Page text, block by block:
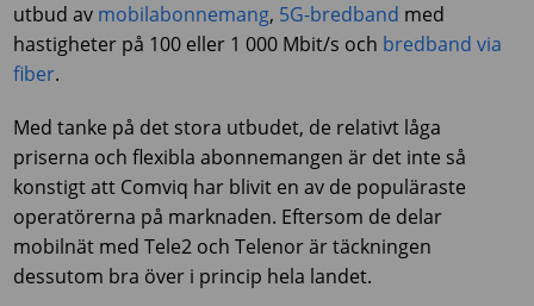
utbud av mobilabonnemang, 5G-bredband med
hastigheter på 100 eller 1 000 Mbit/s och bredband via
fiber.
Med tanke på det stora utbudet, de relativt låga
priserna och flexibla abonnemangen är det inte så
konstigt att Comviq har blivit en av de populäraste
operatörerna på marknaden. Eftersom de delar
mobilnät med Tele2 och Telenor är täckningen
dessutom bra över i princip hela landet.